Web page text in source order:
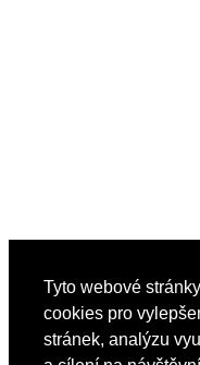
Tyto webové
cookies pro
stránek, analýzu